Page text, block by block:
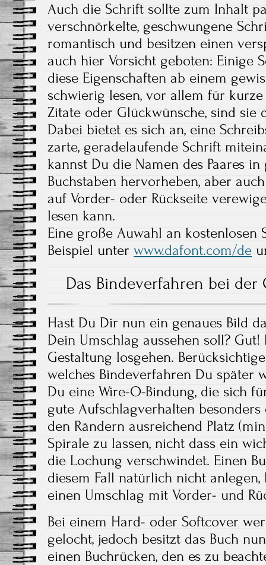
Auch die Schrift sollte zum Inhalt
verschnörkelte, geschwungene
romantisch und besitzen einen
auch hier Vorsicht geboten: Einige
diese Eigenschaften ab einem
schwierig lesen, vor allem für kurze
Zitate oder Glückwünsche, sind sie
Dabei bietet es sich an, eine
zarte, geradelaufende Schrift
kannst Du die Namen des Paares
Buchstaben hervorheben, aber
auf Vorder- oder Rückseite
lesen kann.
Eine große Auwahl an
Beispiel unter www.dafont.com/de
Das Bindeverfahren bei der
Hast Du Dir nun ein genaues Bild
Dein Umschlag aussehen soll?
Gestaltung losgehen.
welches Bindeverfahren Du später
Du eine Wire-O-Bindung, die sich
gute Aufschlagverhalten besonders
den Rändern ausreichend Platz
Spirale zu lassen, nicht dass ein
die Lochung verschwindet. Einen
diesem Fall natürlich nicht
einen Umschlag mit Vorder- und
Bei einem Hard- oder Softcover
gelocht, jedoch besitzt das Buch
einen Buchrücken, den es zu